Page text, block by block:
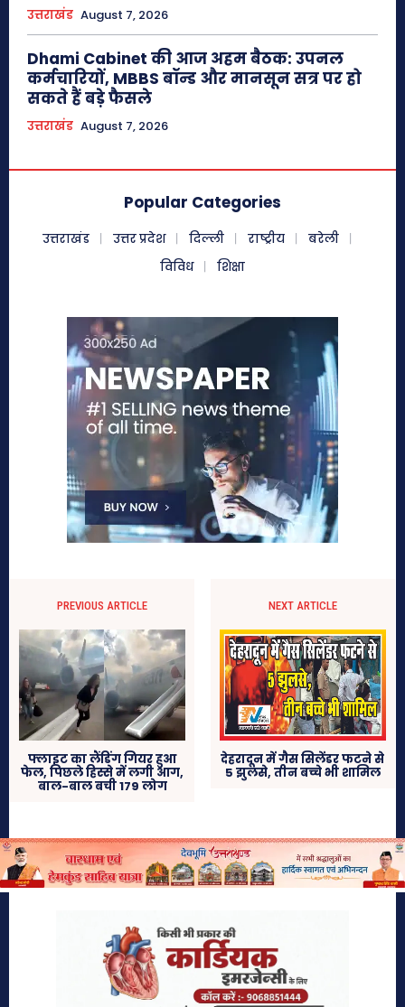
उत्तराखंड August 7, 2026
Dhami Cabinet की आज अहम बैठक: उपनल
कर्मचारियों, MBBS बॉन्ड और मानसून सत्र पर हो
सकते हैं बड़े फैसले
उत्तराखंड August 7, 2026
Popular Categories
उत्तराखंड उत्तर प्रदेश दिल्ली राष्ट्रीय
बरेली
विविध
शिक्षा
PREVIOUS ARTICLE
फ्लाइट का लैंडिंग गियर हुआ
फेल, पिछले हिस्से में लगी आग,
बाल-बाल बची 179 लोग
NEXT ARTICLE
देहरादून में गैस सिलेंडर फटने से
5 झुलसे, तीन बच्चे भी शामिल